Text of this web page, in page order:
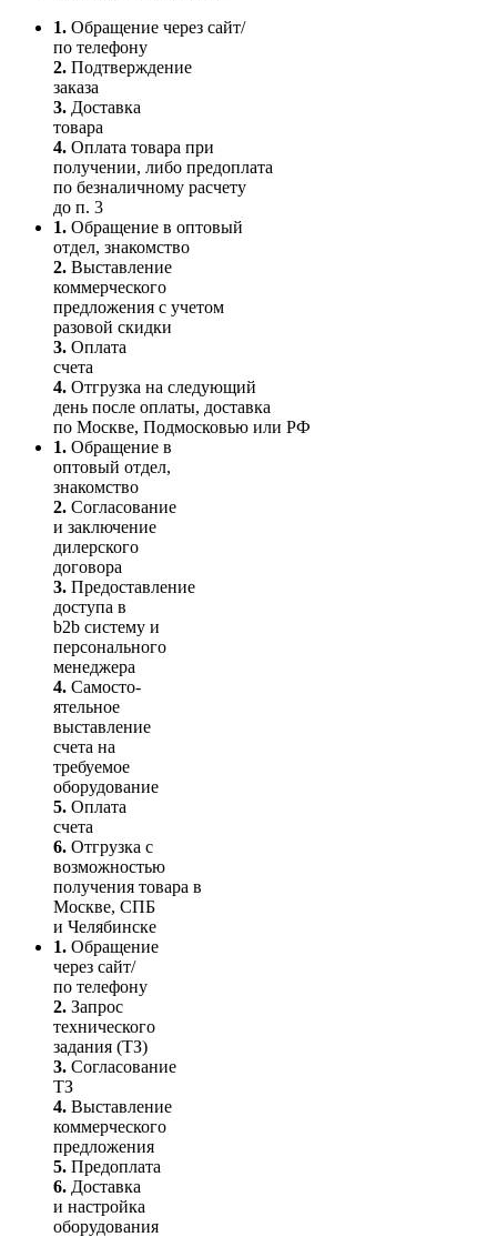
1. Обращение через сайт/
по телефону
2. Подтверждение
заказа
3. Доставка
товара
4. Оплата товара при
получении, либо предоплата
по безналичному расчету
до п. 3
1. Обращение в оптовый
отдел, знакомство
2. Выставление
коммерческого
предложения с учетом
разовой скидки
3. Оплата
счета
4. Отгрузка на следующий
день после оплаты, доставка
по Москве, Подмосковью или РФ
1. Обращение в
оптовый отдел,
знакомство
2. Согласование
и заключение
дилерского
договора
3. Пре­до­ста­вле­ние
доступа в
b2b систему и
персо­нального
мене­джера
4. Само­сто­-
ятель­ное
выставление
счета на
требуемое
оборудование
5. Оплата
счета
6. Отгрузка с
возможностью
получения товара в
Москве, СПБ
и Челябинске
1. Обращение
через сайт/
по телефону
2. Запрос
технического
задания (ТЗ)
3. Согласование
ТЗ
4. Выставление
коммерческого
предложения
5. Предоплата
6. Доставка
и настройка
оборудования